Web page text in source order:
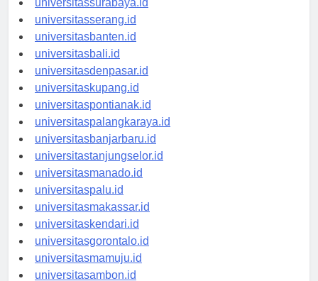
universitassurabaya.id
universitasserang.id
universitasbanten.id
universitasbali.id
universitasdenpasar.id
universitaskupang.id
universitaspontianak.id
universitaspalangkaraya.id
universitasbanjarbaru.id
universitastanjungselor.id
universitasmanado.id
universitaspalu.id
universitasmakassar.id
universitaskendari.id
universitasgorontalo.id
universitasmamuju.id